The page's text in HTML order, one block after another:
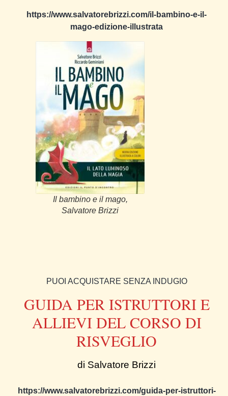
https://www.salvatorebrizzi.com/il-bambino-e-il-
mago-edizione-illustrata
Il bambino e il mago,
Salvatore Brizzi
PUOI ACQUISTARE SENZA INDUGIO
GUIDA PER ISTRUTTORI E
ALLIEVI DEL CORSO DI
RISVEGLIO
di Salvatore Brizzi
https://www.salvatorebrizzi.com/guida-per-istruttori-